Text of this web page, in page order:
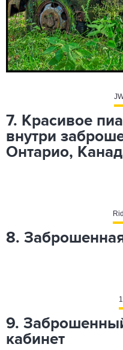
7. Красивое
внутри
Онтарио,
8.
9.
кабинет